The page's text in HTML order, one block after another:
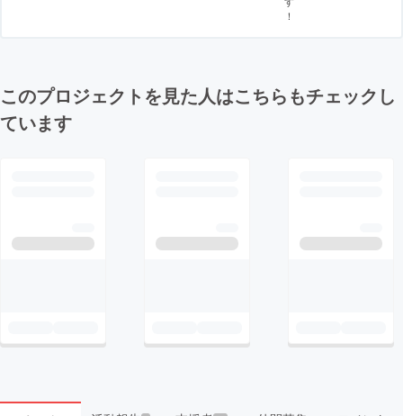
！
このプロジェクトを見た人はこちらもチェックし
ています